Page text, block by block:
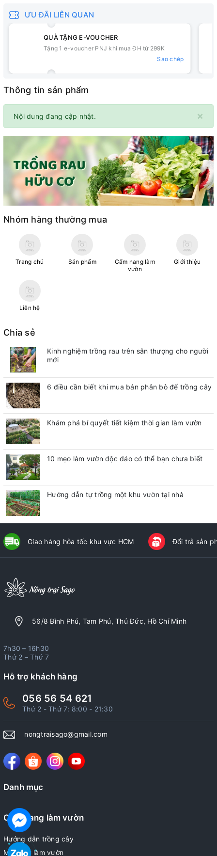
ƯU ĐÃI LIÊN QUAN
QUÀ TẶNG E-VOUCHER
Tặng 1 e-voucher PNJ khi mua ĐH từ 299K
Sao chép
Thông tin sản phẩm
×
Nội dung đang cập nhật.
Nhóm hàng thường mua
Trang chủ Sản phẩm
Cẩm nang làm
vườn
Giới thiệu
Liên hệ
Chia sẻ
Kinh nghiệm trồng rau trên sân thượng cho người
mới
6 điều cần biết khi mua bán phân bò để trồng cây
Khám phá bí quyết tiết kiệm thời gian làm vườn
10 mẹo làm vườn độc đáo có thể bạn chưa biết
Hướng dẫn tự trồng một khu vườn tại nhà
Giao hàng hỏa tốc khu vực HCM Đổi trả sản
56/8 Bình Phú, Tam Phú, Thủ Đức, Hồ Chí Minh
7h30 – 16h30
Thứ 2 – Thứ 7
Hỗ trợ khách hàng
056 56 54 621
Thứ 2 - Thứ 7: 8:00 - 21:30
nongtraisago@gmail.com
Danh mục
Cẩm nang làm vườn
Hướng dẫn trồng cây
Mẹo hay làm vườn